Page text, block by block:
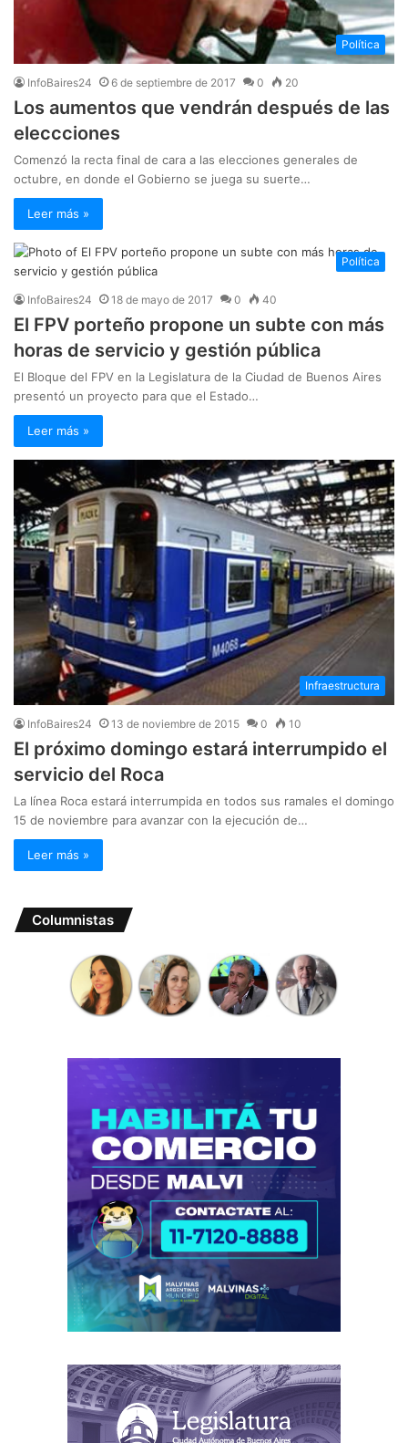
Política
InfoBaires24 6 de septiembre de 2017 0 20
Los aumentos que vendrán después de las
eleccciones
Comenzó la recta final de cara a las elecciones generales de
octubre, en donde el Gobierno se juega su suerte…
Leer más »
Política
InfoBaires24 18 de mayo de 2017 0 40
El FPV porteño propone un subte con más
horas de servicio y gestión pública
El Bloque del FPV en la Legislatura de la Ciudad de Buenos Aires
presentó un proyecto para que el Estado…
Leer más »
Infraestructura
InfoBaires24 13 de noviembre de 2015 0 10
El próximo domingo estará interrumpido el
servicio del Roca
La línea Roca estará interrumpida en todos sus ramales el domingo
15 de noviembre para avanzar con la ejecución de…
Leer más »
Columnistas